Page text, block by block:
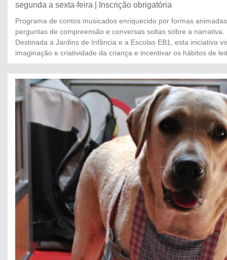
segunda a sexta-feira | Inscrição obrigatória
Programa de contos musicados enriquecido por formas
perguntas de compreensão e conversas soltas sobre a narrativa.
Destinada a Jardins de Infância e a Escolas EB1, esta iniciativa
imaginação e criatividade da criança e incentivar os hábitos de